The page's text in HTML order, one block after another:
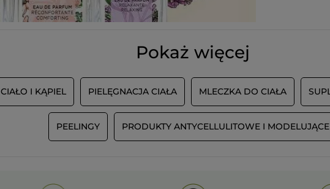
Pokaż więcej
CIAŁO I KĄPIEL PIELĘGNACJA CIAŁA MLECZKA DO CIAŁA
PEELINGY PRODUKTY ANTYCELLULITOWE I MODELUJĄCE